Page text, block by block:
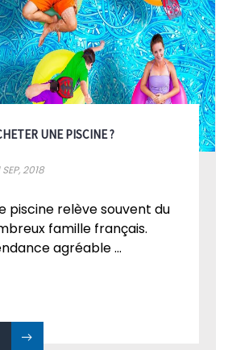
UNE PISCINE ?
SEP, 2018
piscine relève souvent du
famille français.
agréable ...